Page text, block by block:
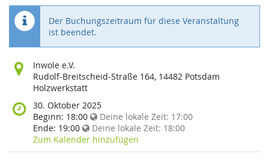
Der Buchungszeitraum für diese Veranstaltung
ist beendet.
Wo
findet
diese
statt?
Inwole e.V.
Rudolf-Breitscheid-Straße 164, 14482 Potsdam
Holzwerkstatt
Wann
findet
diese
Veranstaltung
statt?
30. Oktober 2025
Beginn: 18:00 Deine lokale Zeit: 17:00
Ende: 19:00 Deine lokale Zeit: 18:00
Zum Kalender hinzufügen